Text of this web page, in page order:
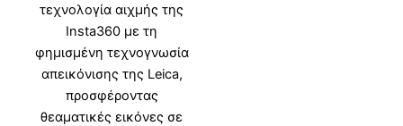
τεχνολογία αιχμής της
Insta360 με τη
φημισμένη τεχνογνωσία
απεικόνισης της Leica,
προσφέροντας
θεαματικές εικόνες σε